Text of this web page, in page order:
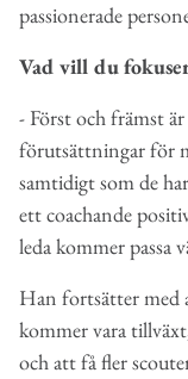
passionerade
Vad vill du
- Först och främst
förutsättningar för
samtidigt som de
ett coachande
leda kommer passa
Han fortsätter med
kommer vara
och att få fler